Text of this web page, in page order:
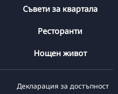
Съвети за квартала
Ресторанти
Нощен живот
Декларация за достъпност